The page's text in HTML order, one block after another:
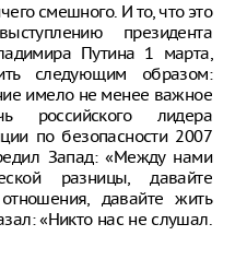
смешного. И то, что это
президента
Путина 1 марта,
следующим образом:
имело не менее важное
российского лидера
по безопасности 2007
Запад: «Между нами
разницы, давайте
давайте жить
«Никто нас не слушал.